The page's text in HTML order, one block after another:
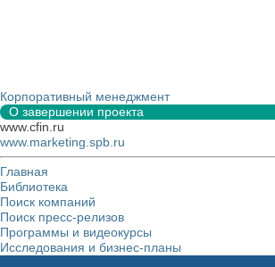
Корпоративный менеджмент
О завершении проекта
www.cfin.ru
www.marketing.spb.ru
Главная
Библиотека
Поиск компаний
Поиск пресс-релизов
Программы и видеокурсы
Исследования и бизнес-планы